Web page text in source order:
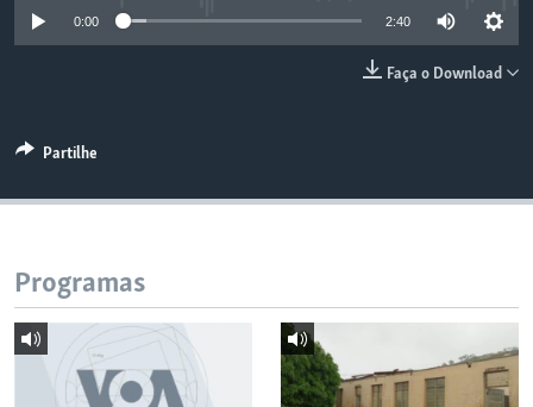
0:00 2:40
Faça o Download
Partilhe
Programas